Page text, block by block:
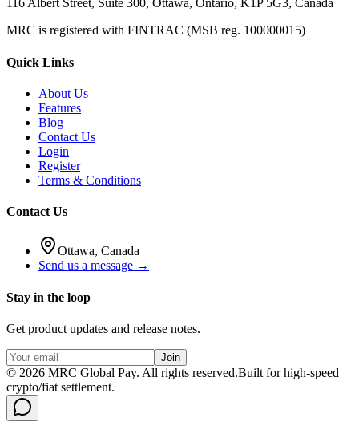
116 Albert Street, Suite 300, Ottawa, Ontario, K1P 5G3, Canada
MRC is registered with FINTRAC (MSB reg. 100000015)
Quick Links
About Us
Features
Blog
Contact Us
Login
Register
Terms & Conditions
Contact Us
Ottawa, Canada
Send us a message →
Stay in the loop
Get product updates and release notes.
Join
© 2026 MRC Global Pay. All rights reserved.Built for high-speed
crypto/fiat settlement.